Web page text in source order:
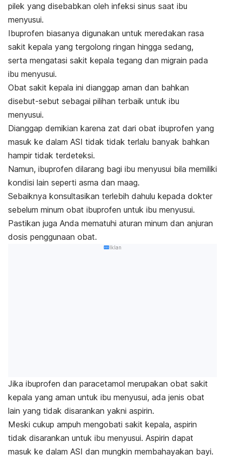
pilek yang disebabkan oleh infeksi sinus saat ibu
menyusui.
Ibuprofen biasanya digunakan untuk meredakan rasa
sakit kepala yang tergolong ringan hingga sedang,
serta mengatasi sakit kepala tegang dan migrain pada
ibu menyusui.
Obat sakit kepala ini dianggap aman dan bahkan
disebut-sebut sebagai pilihan terbaik untuk ibu
menyusui.
Dianggap demikian karena zat dari obat ibuprofen yang
masuk ke dalam ASI tidak tidak terlalu banyak bahkan
hampir tidak terdeteksi.
Namun, ibuprofen dilarang bagi ibu menyusui bila memiliki
kondisi lain seperti asma dan maag.
Sebaiknya konsultasikan terlebih dahulu kepada dokter
sebelum minum obat ibuprofen untuk ibu menyusui.
Pastikan juga Anda mematuhi aturan minum dan anjuran
dosis penggunaan obat.
Iklan
Jika ibuprofen dan paracetamol merupakan obat sakit
kepala yang aman untuk ibu menyusui, ada jenis obat
lain yang tidak disarankan yakni aspirin.
Meski cukup ampuh mengobati sakit kepala, aspirin
tidak disarankan untuk ibu menyusui. Aspirin dapat
masuk ke dalam ASI dan mungkin membahayakan bayi.